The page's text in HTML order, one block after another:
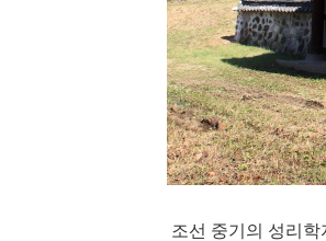
조선 중기의 성리학